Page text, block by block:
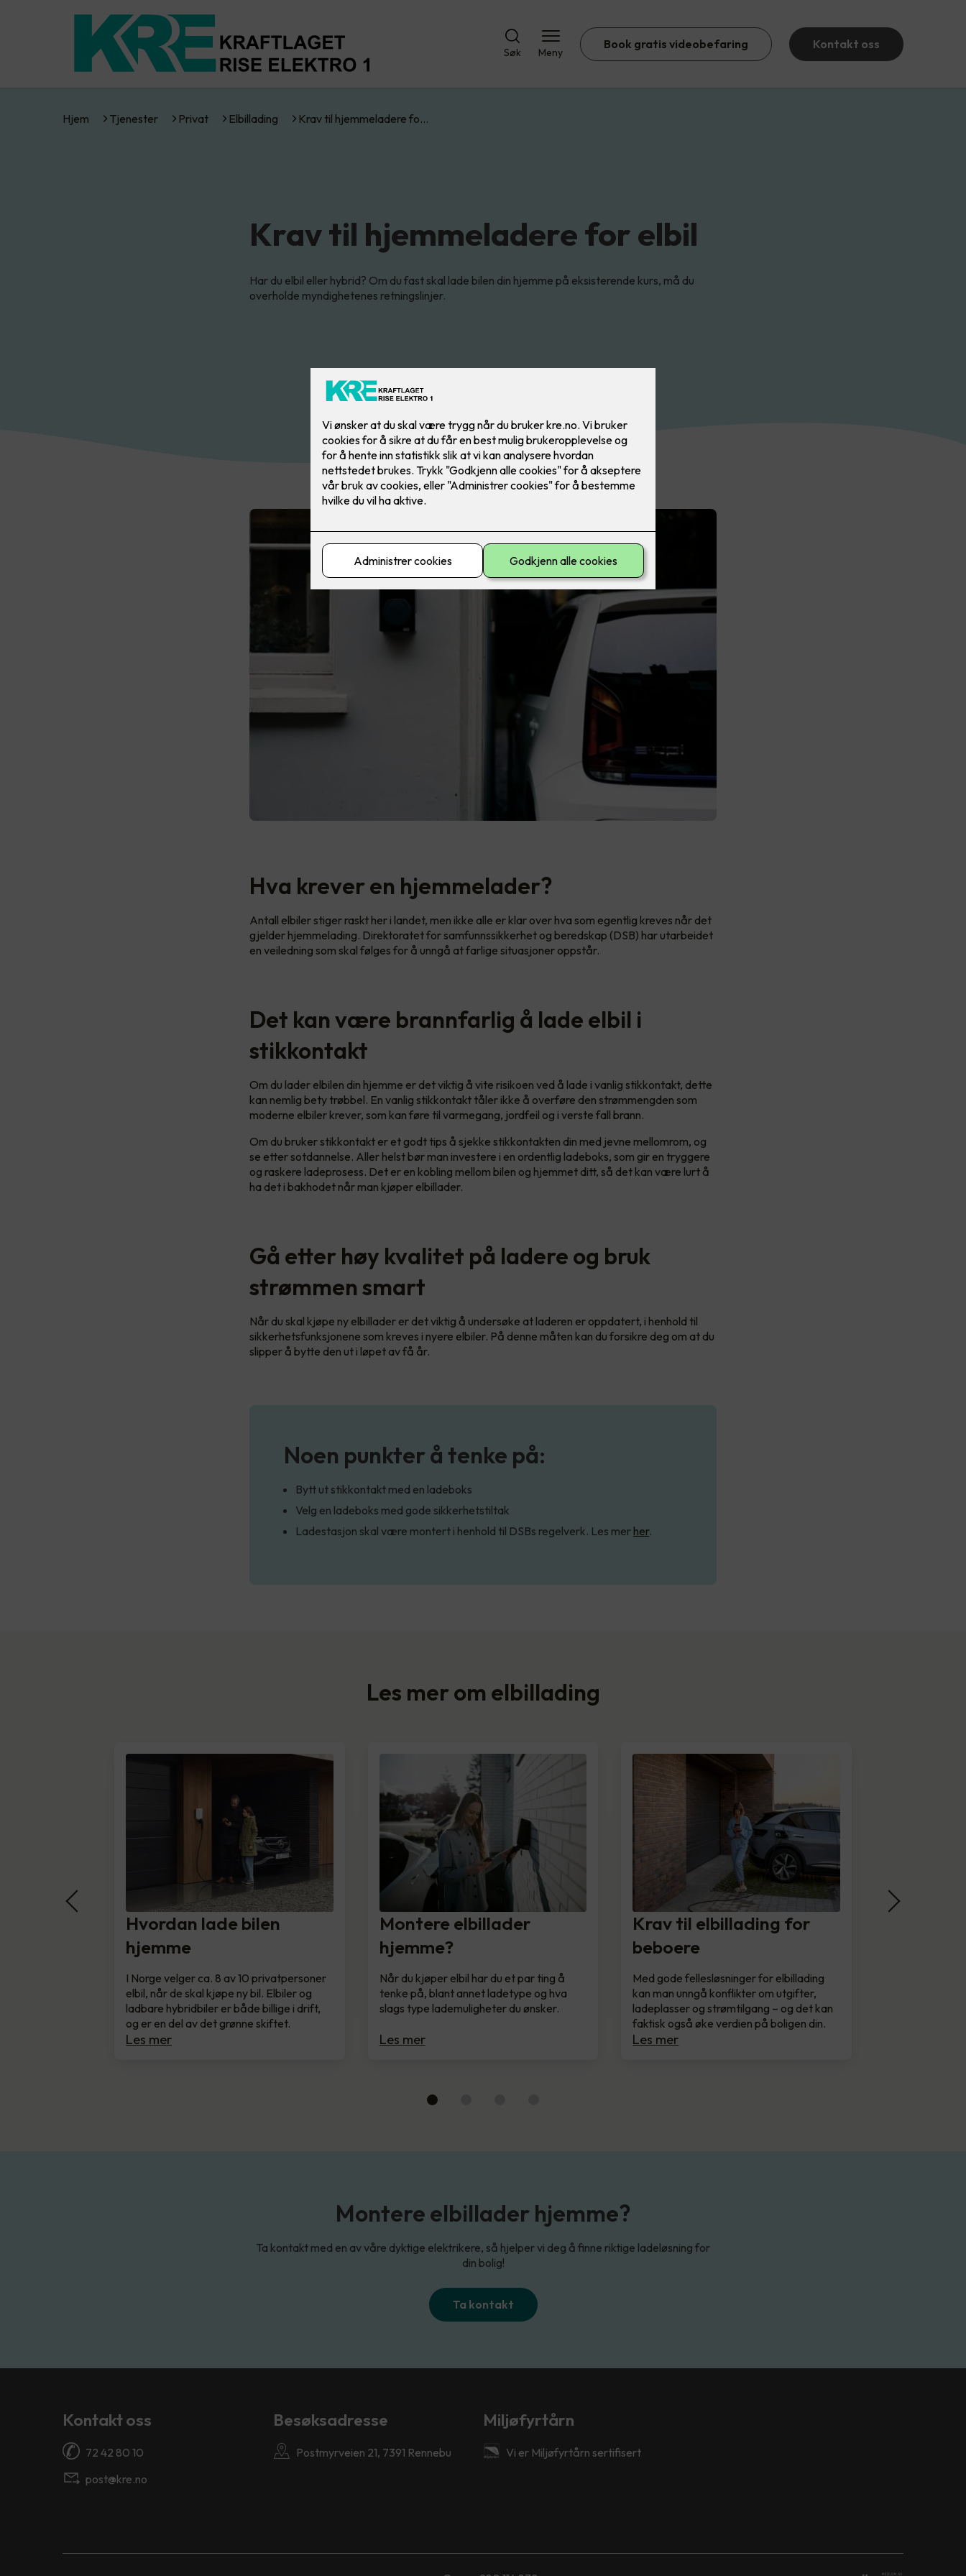
Søk Meny
Book gratis videobefaring Kontakt oss
Hjem Tjenester Privat Elbillading Krav til hjemmeladere fo…
Krav til hjemmeladere for elbil
Har du elbil eller hybrid? Om du fast skal lade bilen din hjemme på eksisterende kurs, må du
overholde myndighetenes retningslinjer.
Hva krever en hjemmelader?
Antall elbiler stiger raskt her i landet, men ikke alle er klar over hva som egentlig kreves når det
gjelder hjemmelading. Direktoratet for samfunnssikkerhet og beredskap (DSB) har utarbeidet
en veiledning som skal følges for å unngå at farlige situasjoner oppstår.
Det kan være brannfarlig å lade elbil i
stikkontakt
Om du lader elbilen din hjemme er det viktig å vite risikoen ved å lade i vanlig stikkontakt, dette
kan nemlig bety trøbbel. En vanlig stikkontakt tåler ikke å overføre den strømmengden som
moderne elbiler krever, som kan føre til varmegang, jordfeil og i verste fall brann.
Om du bruker stikkontakt er et godt tips å sjekke stikkontakten din med jevne mellomrom, og
se etter sotdannelse. Aller helst bør man investere i en ordentlig ladeboks, som gir en tryggere
og raskere ladeprosess. Det er en kobling mellom bilen og hjemmet ditt, så det kan være lurt å
ha det i bakhodet når man kjøper elbillader.
Gå etter høy kvalitet på ladere og bruk
strømmen smart
Når du skal kjøpe ny elbillader er det viktig å undersøke at laderen er oppdatert, i henhold til
sikkerhetsfunksjonene som kreves i nyere elbiler. På denne måten kan du forsikre deg om at du
slipper å bytte den ut i løpet av få år.
Noen punkter å tenke på:
Bytt ut stikkontakt med en ladeboks
Velg en ladeboks med gode sikkerhetstiltak
Ladestasjon skal være montert i henhold til DSBs regelverk. Les mer her.
Les mer om elbillading
Hvordan lade bilen
hjemme
I Norge velger ca. 8 av 10 privatpersoner
elbil, når de skal kjøpe ny bil. Elbiler og
ladbare hybridbiler er både billige i drift,
og er en del av det grønne skiftet.
Les mer
Montere elbillader
hjemme?
Når du kjøper elbil har du et par ting å
tenke på, blant annet ladetype og hva
slags type lademuligheter du ønsker.
Les mer
Krav til elbillading for
beboere
Med gode fellesløsninger for elbillading
kan man unngå konflikter om utgifter,
ladeplasser og strømtilgang – og det kan
faktisk også øke verdien på boligen din.
Les mer
Montere elbillader hjemme?
Ta kontakt med en av våre dyktige elektrikere, så hjelper vi deg å finne riktige ladeløsning for
din bolig!
Ta kontakt
Kontakt oss
72 42 80 10
post@kre.no
Besøksadresse
Postmyrveien 21, 7391 Rennebu
Miljøfyrtårn
Vi er Miljøfyrtårn sertifisert